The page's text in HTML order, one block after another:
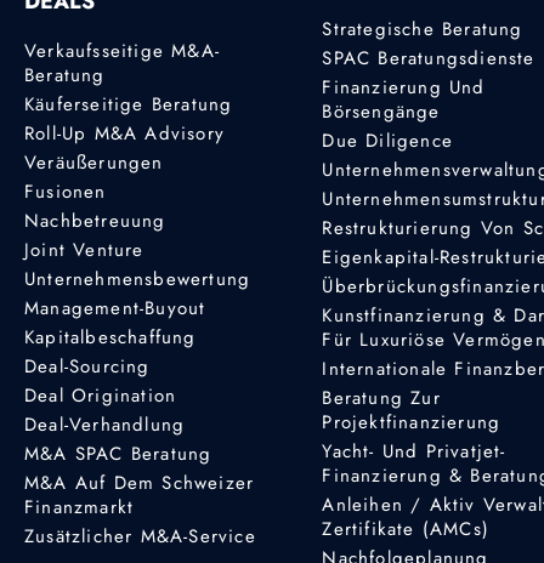
Verkaufsseitige M&A-
Beratung
Käuferseitige Beratung
Roll-Up M&A Advisory
Veräußerungen
Fusionen
Nachbetreuung
Joint Venture
Unternehmensbewertung
Management-Buyout
Kapitalbeschaffung
Deal-Sourcing
Deal Origination
Deal-Verhandlung
M&A SPAC Beratung
M&A Auf Dem Schweizer
Finanzmarkt
Zusätzlicher M&A-Service
Strategische Beratung
SPAC Beratungsdienste
Finanzierung Und
Börsengänge
Due Diligence
Restrukturierung Von
Eigenkapital-
Kunstfinanzierung &
Für Luxuriöse
Internationale
Beratung Zur
Projektfinanzierung
Yacht- Und Privatjet-
Finanzierung &
Anleihen / Aktiv
Zertifikate (AMCs)